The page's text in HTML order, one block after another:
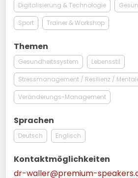
Digitalisierung & Technologie
Sport Trainer & Workshop
Themen
Gesundheitssystem Lebensstil
Stressmanagement / Resilienz /
Veränderungs-Management
Sprachen
Deutsch Englisch
Kontaktmöglichkeiten
dr-waller@premium-